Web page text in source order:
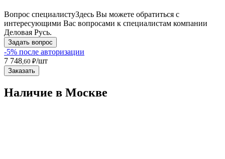
Вопрос специалистуЗдесь Вы можете обратиться с
интересующими Вас вопросами к специалистам компании
Деловая Русь.
Задать вопрос
-5% после авторизации
7 748 ,60 ₽/шт
Заказать
Наличие в Москвe